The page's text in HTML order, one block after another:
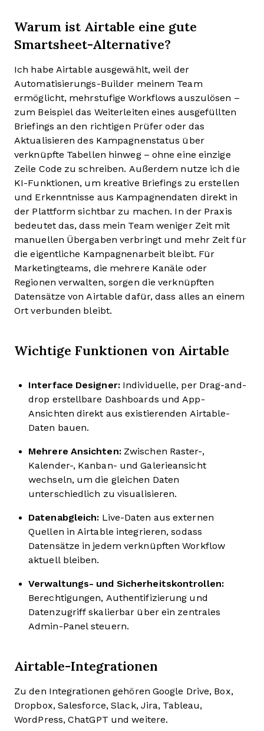
Warum ist Airtable eine gute
Smartsheet-Alternative?
Ich habe Airtable ausgewählt, weil der
Automatisierungs-Builder meinem Team
ermöglicht, mehrstufige Workflows auszulösen –
zum Beispiel das Weiterleiten eines ausgefüllten
Briefings an den richtigen Prüfer oder das
Aktualisieren des Kampagnenstatus über
verknüpfte Tabellen hinweg – ohne eine einzige
Zeile Code zu schreiben. Außerdem nutze ich die
KI-Funktionen, um kreative Briefings zu erstellen
und Erkenntnisse aus Kampagnendaten direkt in
der Plattform sichtbar zu machen. In der Praxis
bedeutet das, dass mein Team weniger Zeit mit
manuellen Übergaben verbringt und mehr Zeit für
die eigentliche Kampagnenarbeit bleibt. Für
Marketingteams, die mehrere Kanäle oder
Regionen verwalten, sorgen die verknüpften
Datensätze von Airtable dafür, dass alles an einem
Ort verbunden bleibt.
Wichtige Funktionen von Airtable
Interface Designer:Individuelle, per Drag-and-
drop erstellbare Dashboards und App-
Ansichten direkt aus existierenden Airtable-
Daten bauen.
Mehrere Ansichten:Zwischen Raster-,
Kalender-, Kanban- und Galerieansicht
wechseln, um die gleichen Daten
unterschiedlich zu visualisieren.
Datenabgleich: Live-Daten aus externen
Quellen in Airtable integrieren, sodass
Datensätze in jedem verknüpften Workflow
aktuell bleiben.
Verwaltungs- und Sicherheitskontrollen:
Berechtigungen, Authentifizierung und
Datenzugriff skalierbar über ein zentrales
Admin-Panel steuern.
Airtable-Integrationen
Zu den Integrationen gehören Google Drive, Box,
Dropbox, Salesforce, Slack, Jira, Tableau,
WordPress, ChatGPT und weitere.